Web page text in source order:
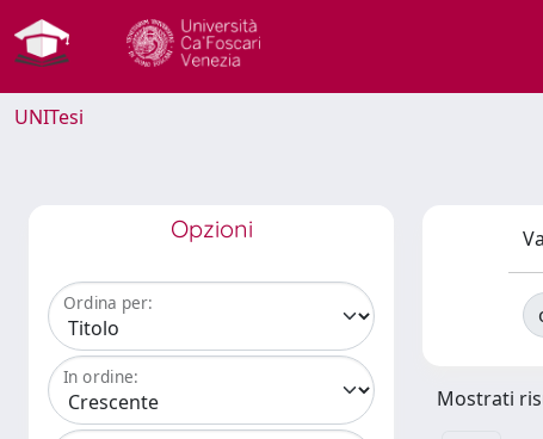
UNITesi
Opzioni
Ordina per:
In ordine:
Mostrati